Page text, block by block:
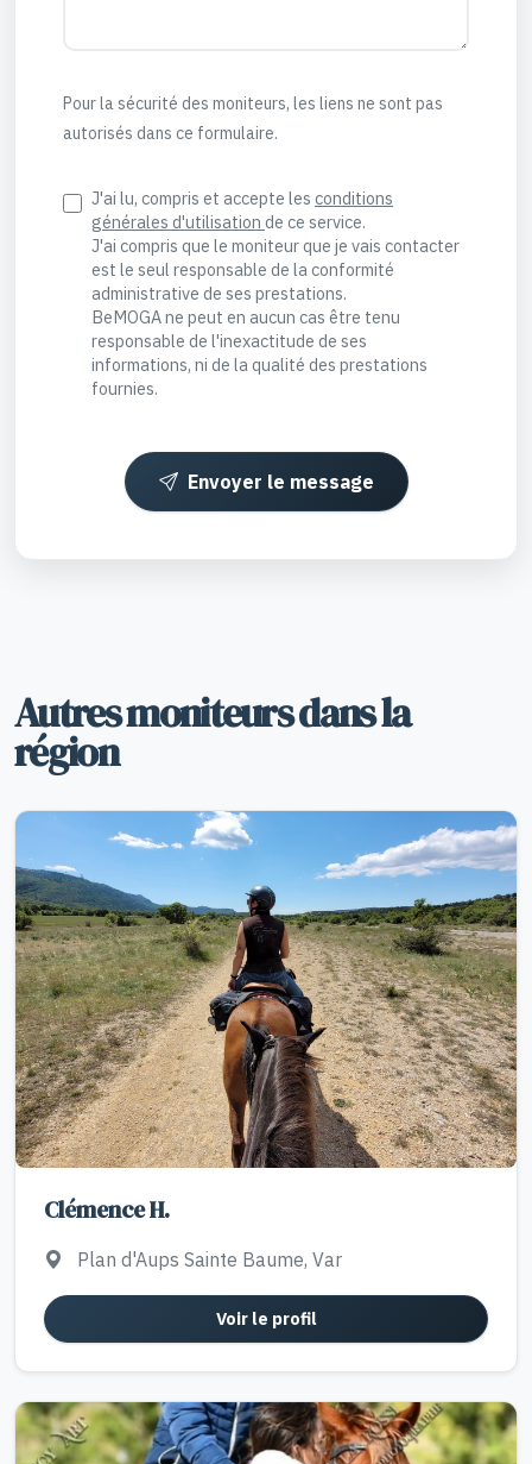
Pour la sécurité des moniteurs, les liens ne sont pas
autorisés dans ce formulaire.
J'ai lu, compris et accepte les conditions
générales d'utilisation de ce service.
J'ai compris que le moniteur que je vais contacter
est le seul responsable de la conformité
administrative de ses prestations.
BeMOGA ne peut en aucun cas être tenu
responsable de l'inexactitude de ses
informations, ni de la qualité des prestations
fournies.
Envoyer le message
Autres moniteurs dans la
région
Clémence H.
Plan d'Aups Sainte Baume, Var
Voir le profil